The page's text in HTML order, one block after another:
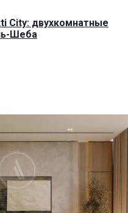
City: двухкомнатные
Шеба